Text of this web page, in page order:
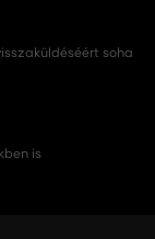
soha
is